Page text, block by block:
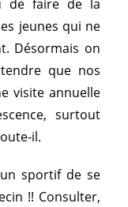
de faire de la
jeunes qui ne
Désormais on
que nos
visite annuelle
surtout
il.
sportif de se
!! Consulter,